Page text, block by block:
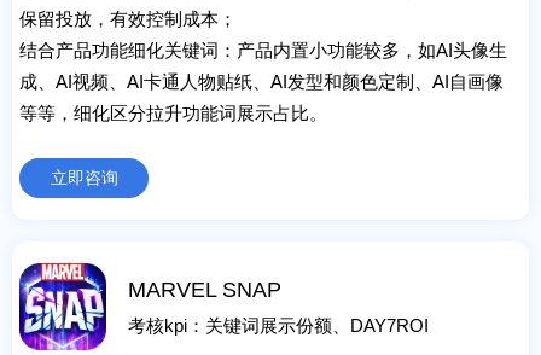
保留投放，有效控制成本；
结合产品功能细化关键词：产品内置小功能较多，如AI头像生
成、AI视频、AI卡通人物贴纸、AI发型和颜色定制、AI自画像
等等，细化区分拉升功能词展示占比。
立即咨询
MARVEL SNAP
考核kpi：关键词展示份额、DAY7ROI